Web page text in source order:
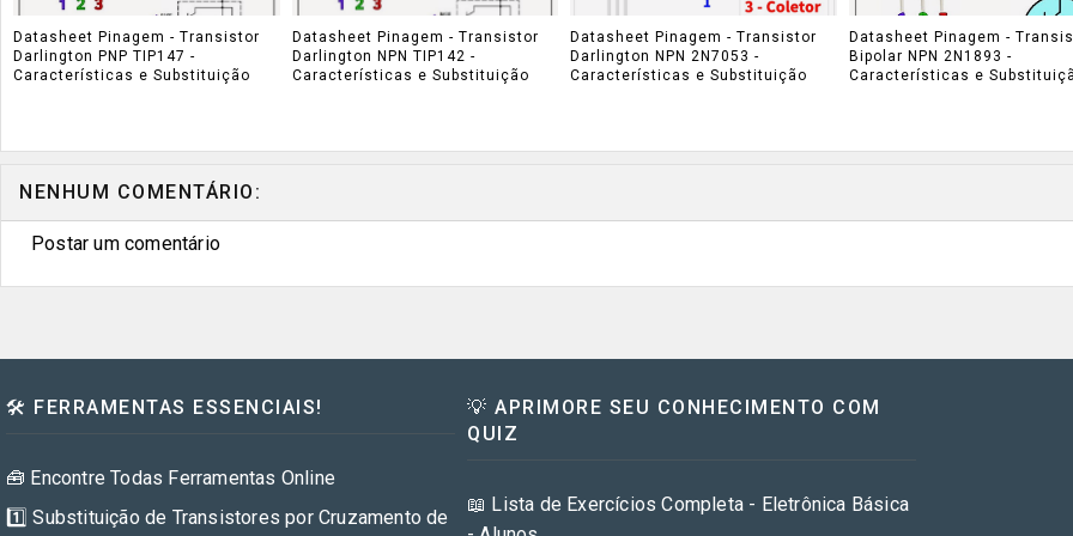
Datasheet Pinagem - Transistor
Darlington PNP TIP147 -
Características e Substituição
Datasheet Pinagem - Transistor
Darlington NPN TIP142 -
Características e Substituição
Datasheet Pinagem - Transistor
Darlington NPN 2N7053 -
Características e Substituição
Datasheet Pinagem -
Bipolar NPN 2N1893 -
Características e
NENHUM COMENTÁRIO:
Postar um comentário
🛠️ FERRAMENTAS ESSENCIAIS!
🧰 Encontre Todas Ferramentas Online
1️⃣ Substituição de Transistores por Cruzamento de
💡 APRIMORE SEU CONHECIMENTO COM
QUIZ
📖 Lista de Exercícios Completa - Eletrônica Básica